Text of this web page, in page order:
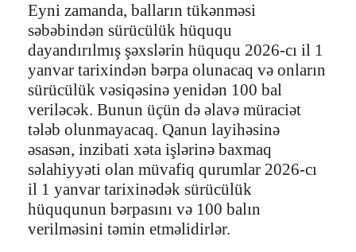
Eyni zamanda, balların tükənməsi
səbəbindən sürücülük hüququ
dayandırılmış şəxslərin hüququ 2026-cı il 1
yanvar tarixindən bərpa olunacaq və onların
sürücülük vəsiqəsinə yenidən 100 bal
veriləcək. Bunun üçün də əlavə müraciət
tələb olunmayacaq. Qanun layihəsinə
əsasən, inzibati xəta işlərinə baxmaq
səlahiyyəti olan müvafiq qurumlar 2026-cı
il 1 yanvar tarixinədək sürücülük
hüququnun bərpasını və 100 balın
verilməsini təmin etməlidirlər.